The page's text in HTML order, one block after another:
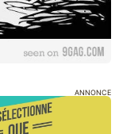
ANNONCE